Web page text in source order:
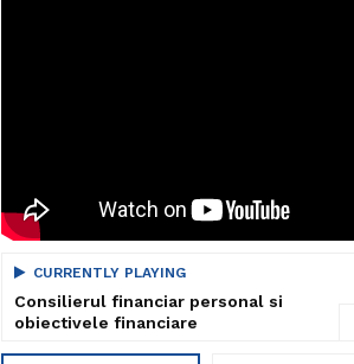
CURRENTLY PLAYING
Consilierul financiar personal si
obiectivele financiare